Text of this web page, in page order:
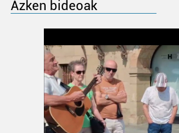
Azken bideoak